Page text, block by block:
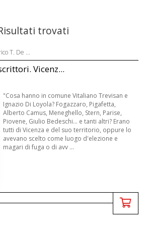
trovati
T. De ...
Vicenz...
"Cosa hanno in comune Vitaliano Trevisan e
Ignazio Di Loyola? Fogazzaro, Pigafetta,
Alberto Camus, Meneghello, Stern, Parise,
Piovene, Giulio Bedeschi... e tanti altri? Erano
tutti di Vicenza e del suo territorio, oppure lo
avevano scelto come luogo d'elezione e
magari di fuga o di avv ...